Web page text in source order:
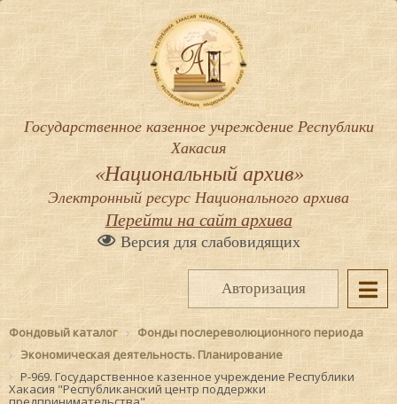
Государственное казенное учреждение Республики
Хакасия
«Национальный архив»
Электронный ресурс Национального архива
Перейти на сайт архива
Версия для слабовидящих
Авторизация
Фондовый каталог
Фонды послереволюционного периода
Экономическая деятельность. Планирование
Р-969. Государственное казенное учреждение Республики
Хакасия "Республиканский центр поддержки